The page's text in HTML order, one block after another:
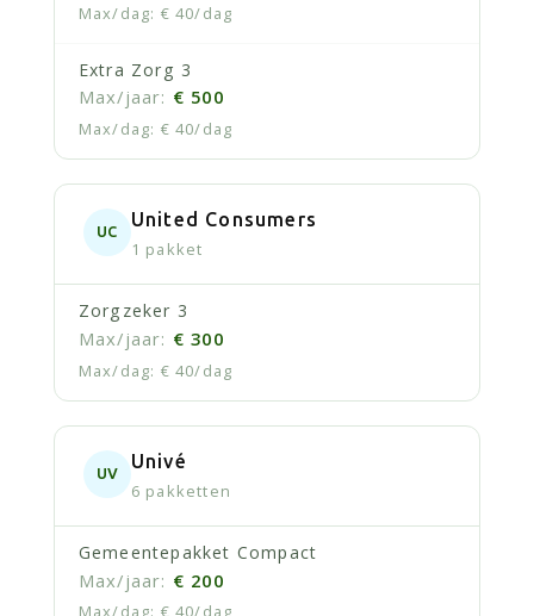
€ 40/dag
Extra Zorg 3
€ 500
€ 40/dag
UC
United Consumers
1 pakket
Zorgzeker 3
€ 300
€ 40/dag
UV
Univé
6 pakketten
Gemeentepakket Compact
€ 200
€ 40/dag